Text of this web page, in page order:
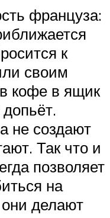
француза:
к
своим
кофе в ящик
не создают
Так что и
позволяет
на
делают